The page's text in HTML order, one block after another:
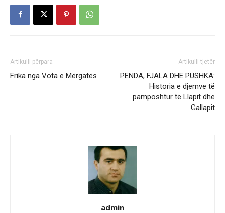
Artikulli përpara
Frika nga Vota e Mërgatës
Artikulli tjetër
PENDA, FJALA DHE PUSHKA:
Historia e djemve të
pamposhtur të Llapit dhe
Gallapit
admin